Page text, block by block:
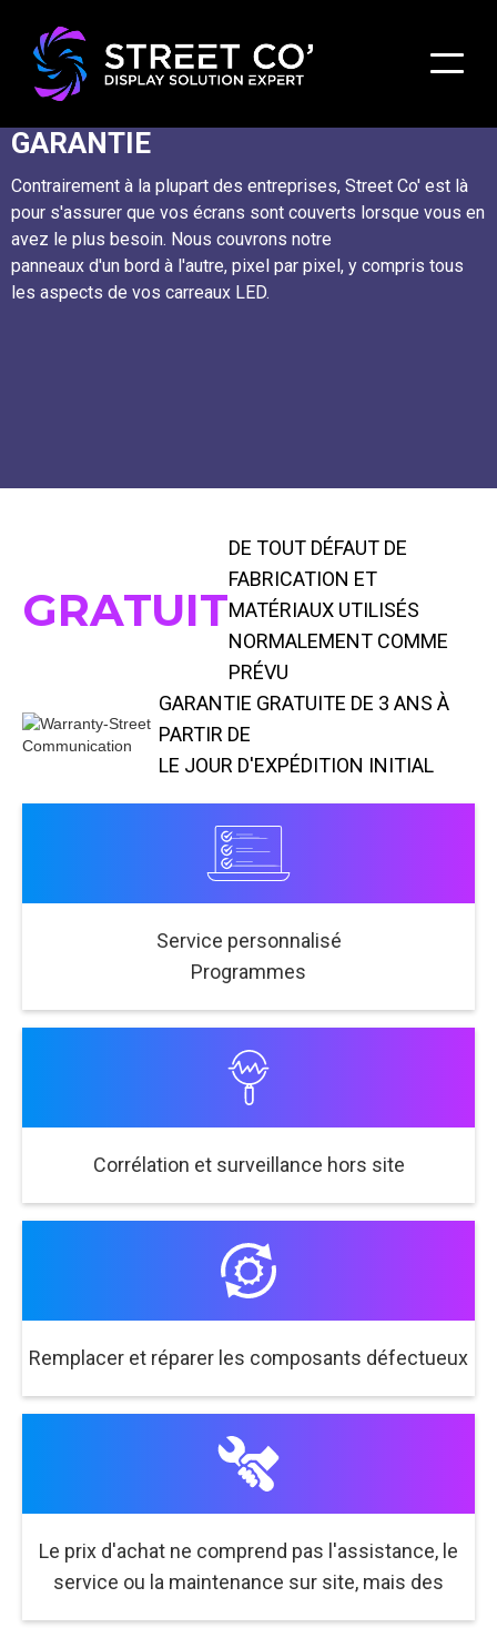
LES 5 ANS DE THE STREET CO'
GARANTIE
Contrairement à la plupart des entreprises, Street Co' est là
pour s'assurer que vos écrans sont couverts lorsque vous en
avez le plus besoin. Nous couvrons notre
panneaux d'un bord à l'autre, pixel par pixel, y compris tous
les aspects de vos carreaux LED.
GRATUIT
DE TOUT DÉFAUT DE
FABRICATION ET
MATÉRIAUX UTILISÉS
NORMALEMENT COMME
PRÉVU
GARANTIE GRATUITE DE 3 ANS À
PARTIR DE
LE JOUR D'EXPÉDITION INITIAL
Service personnalisé
Programmes
Corrélation et surveillance hors site
Remplacer et réparer les composants défectueux
Le prix d'achat ne comprend pas l'assistance, le
service ou la maintenance sur site, mais des